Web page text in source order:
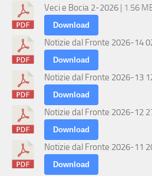
Veci e Bocia 2-2026 | 1.56
Download
Notizie dal Fronte 2026-14
Download
Notizie dal Fronte 2026-13
Download
Notizie dal Fronte 2026-12
Download
Notizie dal Fronte 2026-11
Download